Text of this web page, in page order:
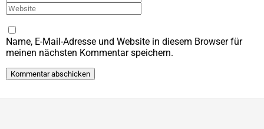
Name, E-Mail-Adresse und Website in diesem Browser für
meinen nächsten Kommentar speichern.